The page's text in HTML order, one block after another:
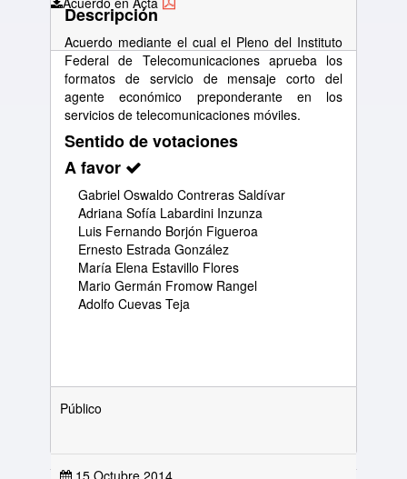
Descripción
Acuerdo mediante el cual el Pleno del Instituto
Federal de Telecomunicaciones aprueba los
formatos de servicio de mensaje corto del
agente económico preponderante en los
servicios de telecomunicaciones móviles.
Sentido de votaciones
A favor
Gabriel Oswaldo Contreras Saldívar
Adriana Sofía Labardini Inzunza
Luis Fernando Borjón Figueroa
Ernesto Estrada González
María Elena Estavillo Flores
Mario Germán Fromow Rangel
Adolfo Cuevas Teja
Público
15 Octubre 2014